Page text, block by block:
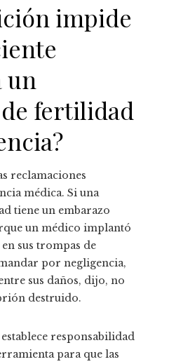
impide
un
fertilidad
reclamaciones
médica. Si una
tiene un embarazo
un médico implantó
sus trompas de
por negligencia,
sus daños, dijo, no
destruido.
responsabilidad
para que las